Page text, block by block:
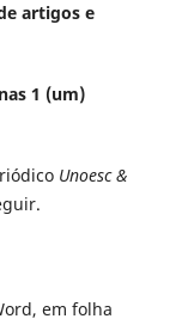
artigos e
1 (um)
Unoesc &
em folha